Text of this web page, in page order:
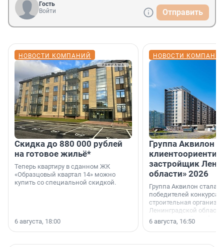
Гость
Войти
Отправить
НОВОСТИ КОМПАНИЙ
Скидка до 880 000 рублей
на готовое жильё*
Теперь квартиру в сданном ЖК
«Образцовый квартал 14» можно
купить со специальной скидкой.
6 августа, 18:00
НОВОСТИ
Группа Аквилон
застройщик
области» 2026
Группа Аквилон стала
победителей конкурса
строительная
Ленинградской области
номинации «Самый
застройщик
области».
6 августа, 16:50